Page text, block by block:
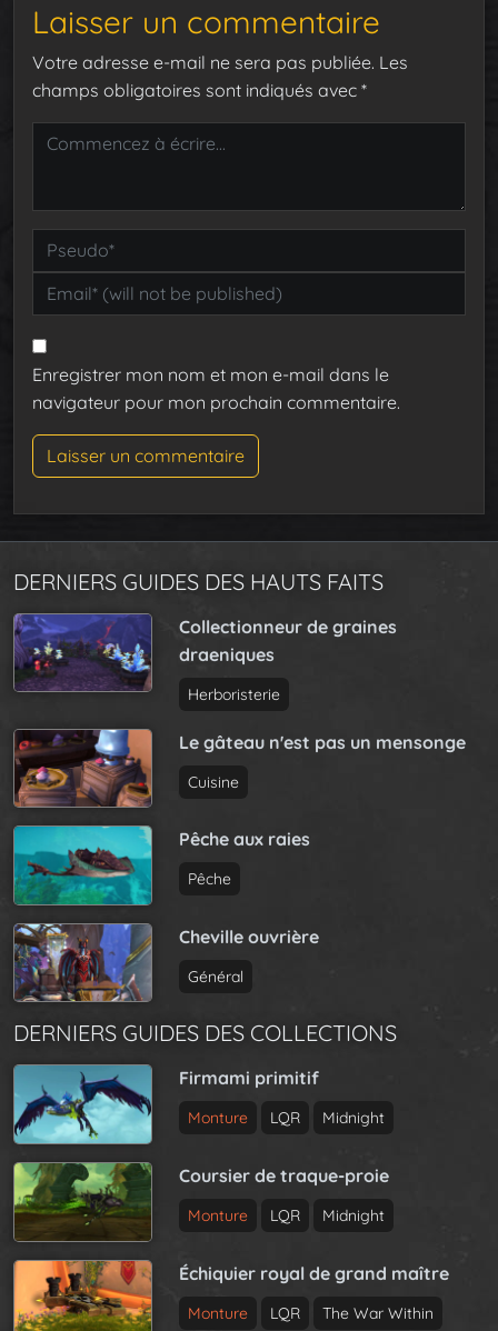
Laisser un commentaire
Votre adresse e-mail ne sera pas publiée. Les
champs obligatoires sont indiqués avec *
Enregistrer mon nom et mon e-mail dans le
navigateur pour mon prochain commentaire.
DERNIERS GUIDES DES HAUTS FAITS
Collectionneur de graines
draeniques
Herboristerie
Le gâteau n'est pas un mensonge
Cuisine
Pêche aux raies
Pêche
Cheville ouvrière
Général
DERNIERS GUIDES DES COLLECTIONS
Firmami primitif
Monture LQR Midnight
Coursier de traque-proie
Monture LQR Midnight
Échiquier royal de grand maître
Monture LQR The War Within